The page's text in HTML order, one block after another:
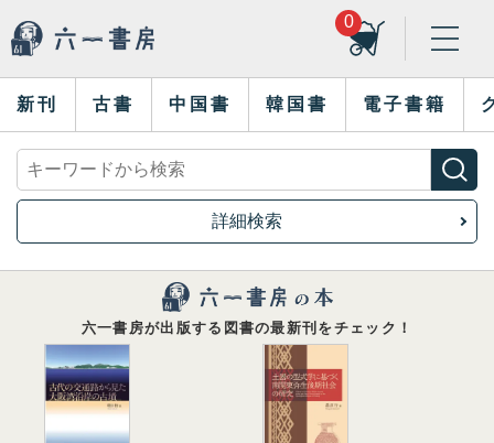
0
新刊 古書 中国書 韓国書 電子書籍
詳細検索
六一書房が出版する図書の最新刊をチェック！